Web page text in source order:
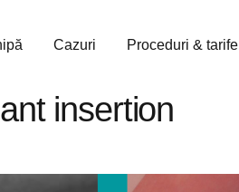
Cazuri Proceduri & tarife
insertion